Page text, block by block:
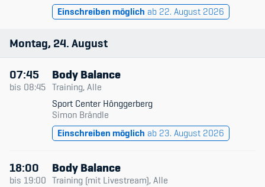
Einschreiben möglich ab 22. August 2026
Montag 24 August
07:45
bis 08:45
Body Balance
Training, Alle
Sport Center Hönggerberg
Simon Brändle
Einschreiben möglich ab 23. August 2026
18:00
bis 19:00
Body Balance
Training (mit Livestream), Alle